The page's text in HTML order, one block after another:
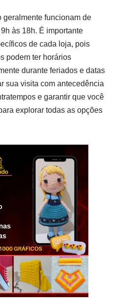
geralmente funcionam de
às 18h. É importante
de cada loja, pois
podem ter horários
durante feriados e datas
sua visita com antecedência
e garantir que você
explorar todas as opções